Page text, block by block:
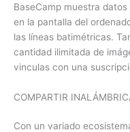
BaseCamp muestra
en la pantalla del
las líneas batimétricas.
cantidad ilimitada de
vinculas con una
COMPARTIR
Con un variado